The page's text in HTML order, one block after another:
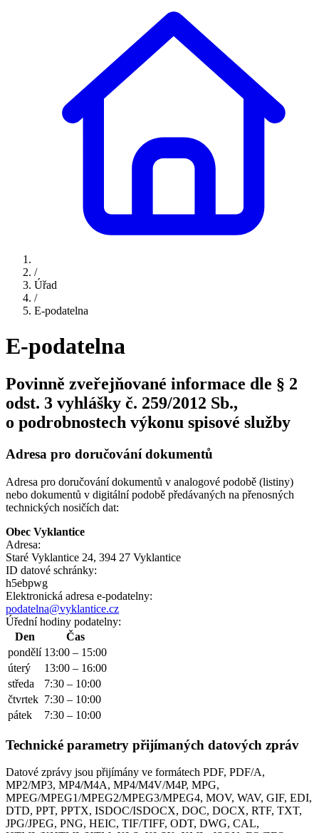
/
Úřad
/
E-podatelna
E-podatelna
Povinně zveřejňované informace dle § 2
odst. 3 vyhlášky č. 259/2012 Sb.,
o podrobnostech výkonu spisové služby
Adresa pro doručování dokumentů
Adresa pro doručování dokumentů v analogové podobě (listiny)
nebo dokumentů v digitální podobě předávaných na přenosných
technických nosičích dat:
Obec Vyklantice
Adresa:
Staré Vyklantice 24, 394 27 Vyklantice
ID datové schránky:
h5ebpwg
Elektronická adresa e‑podatelny:
podatelna@vyklantice.cz
Úřední hodiny podatelny:
Den
Čas
pondělí 13:00 – 15:00
úterý
13:00 – 16:00
středa
7:30 – 10:00
čtvrtek 7:30 – 10:00
pátek
7:30 – 10:00
Technické parametry přijímaných datových zpráv
Datové zprávy jsou přijímány ve formátech PDF, PDF/A,
MP2/MP3, MP4/M4A, MP4/M4V/M4P, MPG,
MPEG/MPEG1/MPEG2/MPEG3/MPEG4, MOV, WAV, GIF, EDI,
DTD, PPT, PPTX, ISDOC/ISDOCX, DOC, DOCX, RTF, TXT,
JPG/JPEG, PNG, HEIC, TIF/TIFF, ODT, DWG, CAL,